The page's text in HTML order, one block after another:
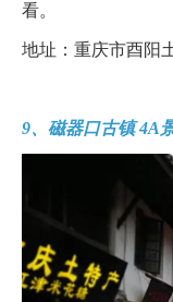
看。
地址：重庆市酉阳
9、磁器口古镇 4A